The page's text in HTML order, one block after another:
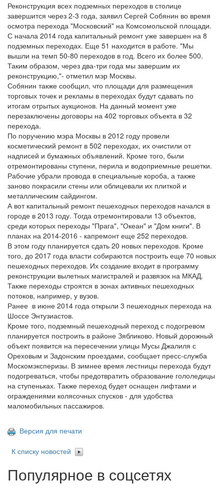
Реконструкция всех подземных переходов в столице
завершится через 2-3 года, заявил Сергей Собянин во время
осмотра перехода "Московский" на Комсомольской площади.
С начала 2014 года капитальный ремонт уже завершен на 8
подземных переходах. Еще 51 находится в работе. "Мы
вышли на темп 50-80 переходов в год. Всего их более 500.
Таким образом, через два-три года мы завершим их
реконструкцию,"- отметил мэр Москвы.
Собянин также сообщил, что площади для размещения
торговых точек и рекламы в переходах будут сдавать по
итогам отрытых аукционов. На данный момент уже
перезаключены договоры на 402 торговых объекта в 32
перехода.
По поручению мэра Москвы в 2012 году провели
косметический ремонт в 502 переходах, их очистили от
надписей и бумажных объявлений. Кроме того, были
отремонтированы ступени, перила и водоприемные решетки.
Рабочие убрали провода в специальные короба, а также
заново покрасили стены или облицевали их плиткой и
металлическим сайдингом.
А вот капитальный ремонт пешеходных переходов начался в
городе в 2013 году. Тогда отремонтировали 13 объектов,
среди которых переходы "Прага", "Океан" и "Дом книги". В
планах на 2014-2016 - капремонт еще 252 переходов.
В этом году планируется сдать 20 новых переходов. Кроме
того, до 2017 года власти собираются построить еще 70 новых
пешеходных переходов. Их создание входит в программу
реконструкции вылетных магистралей и развязок на МКАД.
Также переходы строятся в зонах активных пешеходных
потоков, например, у вузов.
Ранее в июне 2014 года открыли 3 пешеходных перехода на
Шоссе Энтузиастов.
Кроме того, подземный пешеходный переход с подогревом
планируется построить в районе Зябликово. Новый дорожный
объект появится на пересечении улицы Мусы Джалиля с
Ореховым и Задонским проездами, сообщает пресс-служба
Москомэксперизы. В зимнее время лестницы перехода будут
подогреваться, чтобы предотвратить образование гололедицы
на ступеньках. Также переход будет оснащен лифтами и
ограждениями колясочных спусков - для удобства
маломобильных пассажиров.
Версия для печати
К списку новостей
Популярное в соцсетях